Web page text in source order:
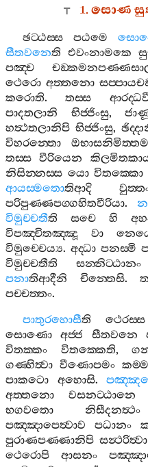
1.සොණ
ඡට‍්ඨස‍්ස පඨමෙ
සීතවනෙති එවංනාමකෙ
පඤ‍්ච
ථෙරො අත‍්තනො
කරොති.තස‍්ස
පාදතලානි
භිජ‍්ජිංසු,
හත්‍ථතලානිපි භිජ‍්ජිංසු,
විහරන‍්තො
තස‍්ස වීරියෙන
නිසින‍්නස‍්ස යො විතක‍්කො
ආයස‍්මතොතිආදි
පරිපුණ‍්ණපග‍්ගහිතවීරියා. න
විමුච‍්චතීති සචෙ හි
විපඤ‍්චිතඤ‍්ඤූ
වා
විමුච‍්චෙය්‍ය.අද‍්ධා පනස‍්මි
විමුච‍්චතීති
සන‍්නිට‍්ඨානං
පනාතිආදීනි චින‍්තෙසි.
පච‍්චත‍්තං.
පාතුරහොසීති ථෙරස‍්ස
සොණො
අජ‍්ජ සීතවනෙ
විතක‍්කං
විතක‍්කෙති,
ගණ‍්හිත්‍වා වීණොපමං
පාකටො
අහොසි.
අත‍්තනො
වසනට‍්ඨානෙ
භගවතො
නිසීදනත්‍ථං
පඤ‍්ඤාපෙත්‍වාව
පධානං
පුරාණපණ‍්ණානිපි සන්‍ථරිත්‍වා
ථෙරොපි
ආසනං